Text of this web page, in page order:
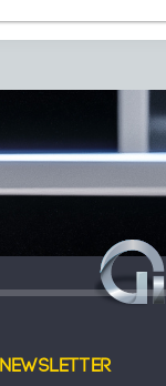
Newsletter